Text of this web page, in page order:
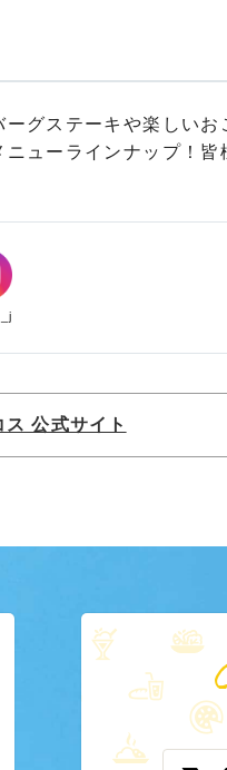
ーグステーキや楽しい
ューラインナップ！皆
ス 公式サイト